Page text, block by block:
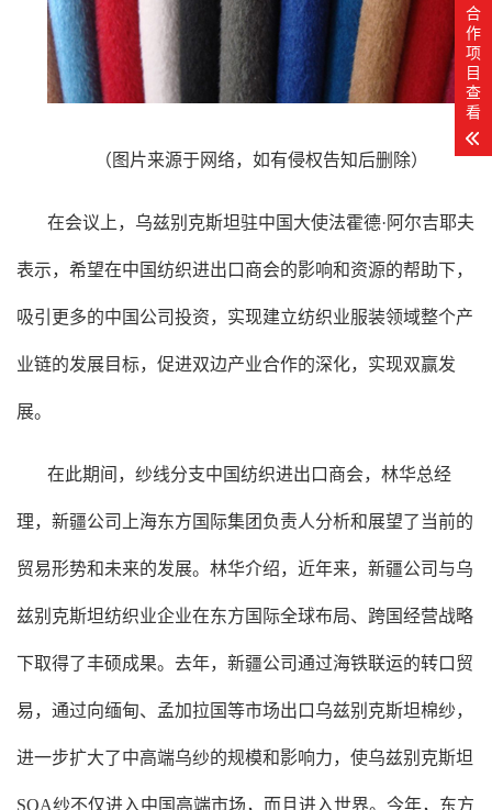
（图片来源于网络，如有侵权告知后删除）
在会议上，乌兹别克斯坦驻中国大使法霍德·阿尔吉耶夫
表示，希望在中国纺织进出口商会的影响和资源的帮助下，
吸引更多的中国公司投资，实现建立纺织业服装领域整个产
业链的发展目标，促进双边产业合作的深化，实现双赢发
展。
在此期间，纱线分支中国纺织进出口商会，林华总经
理，新疆公司上海东方国际集团负责人分析和展望了当前的
贸易形势和未来的发展。林华介绍，近年来，新疆公司与乌
兹别克斯坦纺织业企业在东方国际全球布局、跨国经营战略
下取得了丰硕成果。去年，新疆公司通过海铁联运的转口贸
易，通过向缅甸、孟加拉国等市场出口乌兹别克斯坦棉纱，
进一步扩大了中高端乌纱的规模和影响力，使乌兹别克斯坦
SOA纱不仅进入中国高端市场，而且进入世界。今年，东方
合
作
项
目
查
看